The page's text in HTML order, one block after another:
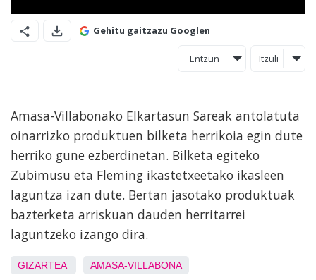
Gehitu gaitzazu Googlen
Entzun Itzuli
Amasa-Villabonako Elkartasun Sareak antolatuta
oinarrizko produktuen bilketa herrikoia egin dute
herriko gune ezberdinetan. Bilketa egiteko
Zubimusu eta Fleming ikastetxeetako ikasleen
laguntza izan dute. Bertan jasotako produktuak
bazterketa arriskuan dauden herritarrei
laguntzeko izango dira.
GIZARTEA AMASA-VILLABONA